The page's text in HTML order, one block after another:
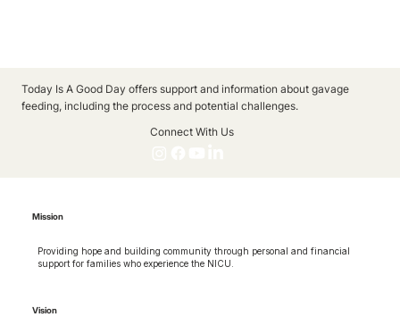
Today Is A Good Day offers support and information about gavage
feeding, including the process and potential challenges.
Connect With Us
Mission
Providing hope and building community through personal and financial
support for families who experience the NICU.
Vision